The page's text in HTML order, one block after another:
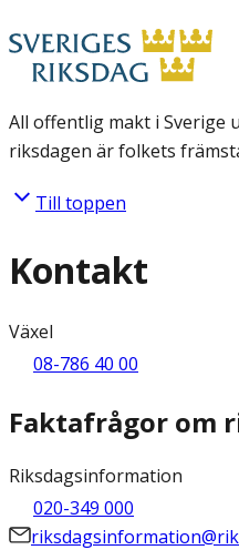
All offentlig makt i Sverige
riksdagen är folkets
Till toppen
Kontakt
Växel
08-786 40 00
Faktafrågor om
Riksdagsinformation
020-349 000